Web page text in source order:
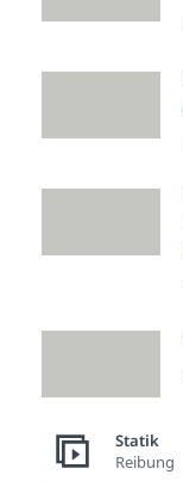
Statik
Reibung